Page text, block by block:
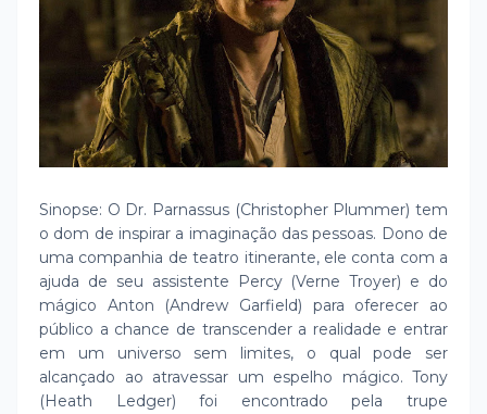
Sinopse: O Dr. Parnassus (Christopher Plummer) tem
o dom de inspirar a imaginação das pessoas. Dono de
uma companhia de teatro itinerante, ele conta com a
ajuda de seu assistente Percy (Verne Troyer) e do
mágico Anton (Andrew Garfield) para oferecer ao
público a chance de transcender a realidade e entrar
em um universo sem limites, o qual pode ser
alcançado ao atravessar um espelho mágico. Tony
(Heath Ledger) foi encontrado pela trupe